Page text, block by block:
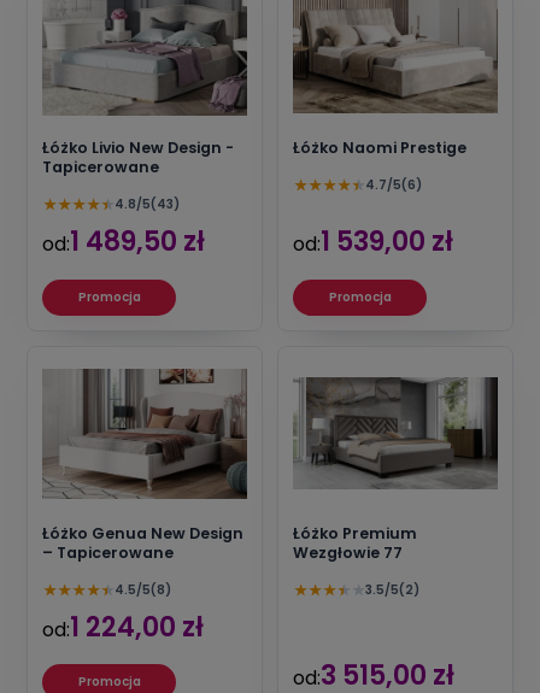
Łóżko Livio New Design -
Tapicerowane
★★★★★ 4.8/5(43)
od:1 489,50 zł
Promocja
Łóżko Naomi Prestige
★★★★★ 4.7/5(6)
od:1 539,00 zł
Promocja
Łóżko Genua New Design
– Tapicerowane
★★★★★ 4.5/5(8)
od:1 224,00 zł
Promocja
Łóżko Premium
Wezgłowie 77
★★★★ ★3.5/5(2)
od:3 515,00 zł